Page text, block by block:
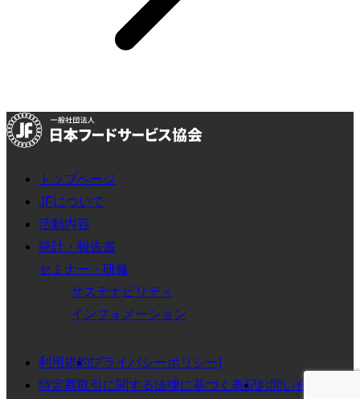
トップページ
JFについて
活動内容
統計・報告書
セミナー・研修
サステナビリティ
インフォメーション
利用規約プライバシーポリシー
特定商取引に関する法律に基づく表記お問い合わせ